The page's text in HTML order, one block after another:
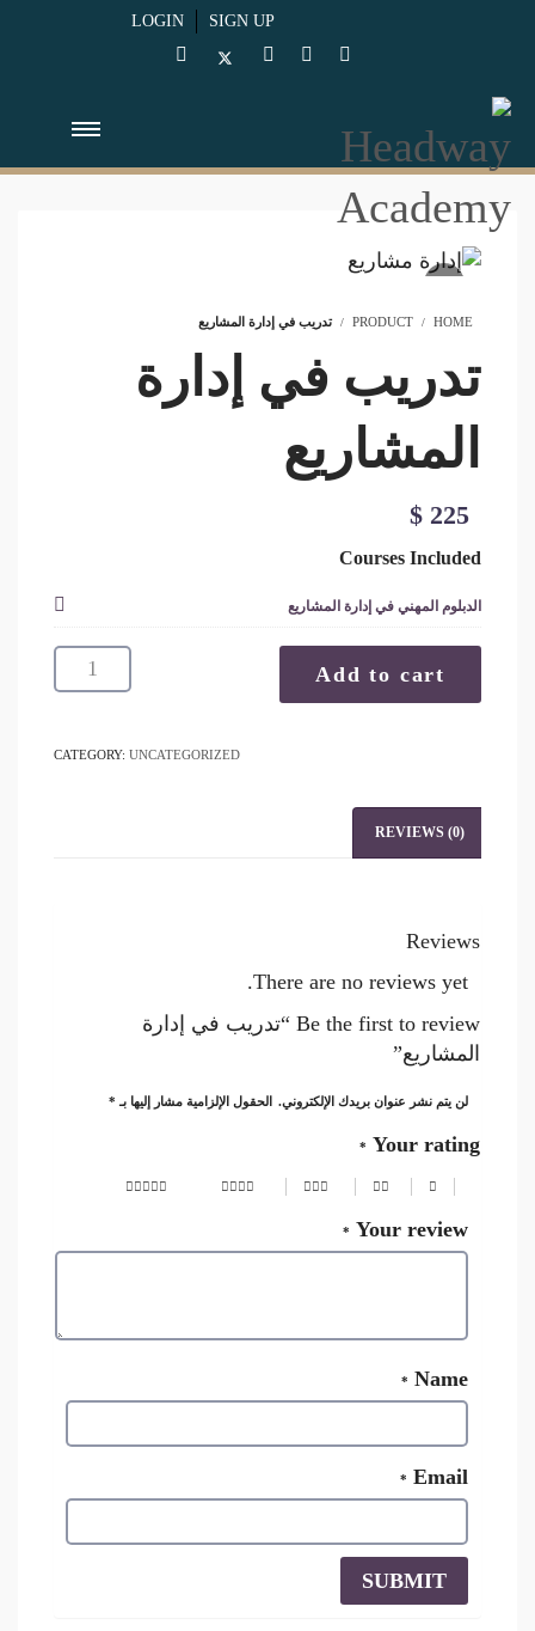
LOGIN SIGN UP
HOME
PRODUCT تدريب في إدارة المشاريع
تدريب في إدارة
المشاريع
$ 225
Courses Included
الدبلوم المهني في إدارة المشاريع
تدريب
في
المشاريع
Add to cart
CATEGORY: UNCATEGORIZED
REVIEWS (0)
Reviews
There are no reviews yet.
Be the first to review “تدريب في إدارة
المشاريع”
لن يتم نشر عنوان بريدك الإلكتروني. الحقول الإلزامية مشار إليها بـ *
Your rating
*
Your review
*
Name
*
Email
*